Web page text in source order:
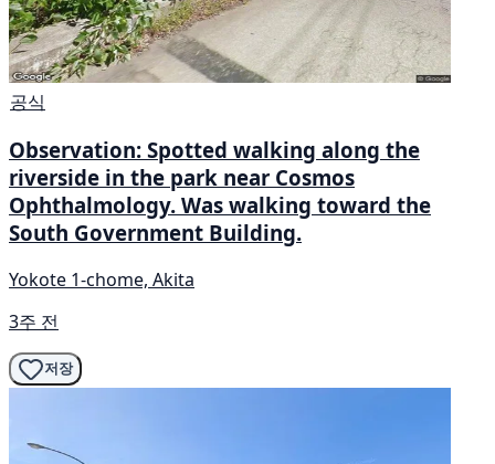
공식
Observation: Spotted walking along the
riverside in the park near Cosmos
Ophthalmology. Was walking toward the
South Government Building.
Yokote 1-chome, Akita
3주 전
저장